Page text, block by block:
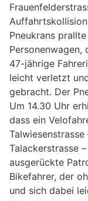
Pneukrans
Personenwagen,
47-jährige
leicht verletzt
gebracht. Der
Um 14.30 Uhr
dass ein
Talackerstrasse
ausgerückte
Bikefahrer, der
und sich dabei